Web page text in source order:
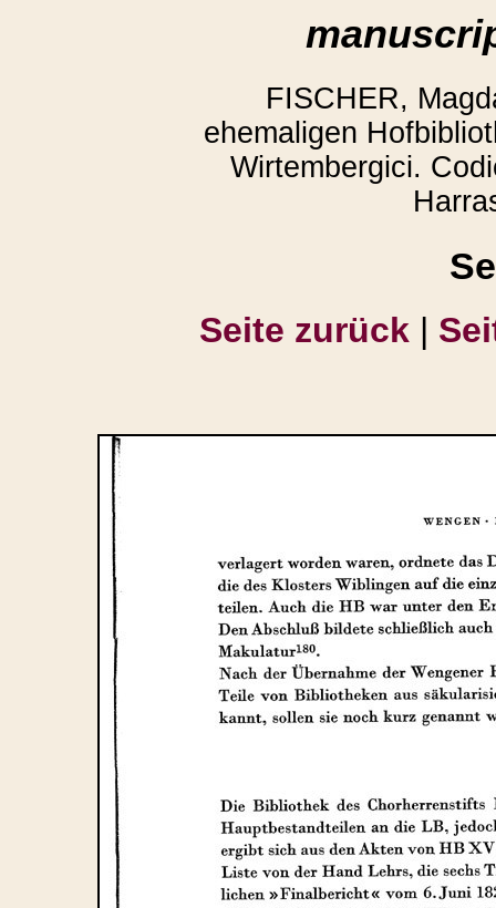
FISCHER,
ehemaligen
Wirtembergici.
Seite zurück |